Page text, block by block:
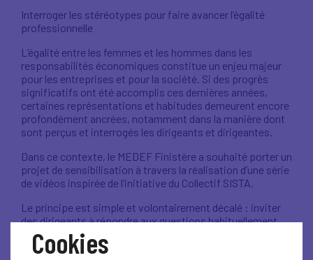
Interroger les stéréotypes pour faire avancer l’égalité
professionnelle
L’égalité entre les femmes et les hommes dans les
responsabilités économiques constitue un enjeu majeur
pour les entreprises et pour la société. Si des progrès
significatifs ont été accomplis ces dernières années,
certaines représentations et habitudes demeurent encore
profondément ancrées, notamment dans la manière dont
sont perçus et interrogés les dirigeants et dirigeantes.
Dans ce contexte, le MEDEF Finistère a souhaité porter un
projet de sensibilisation à travers la réalisation d’une série
de vidéos inspirée de l’initiative du Collectif SISTA.
Le principe est simple et volontairement décalé : inviter
des dirigeants à répondre aux questions habituellement
posées aux femmes dirigeantes. Des questions relatives à
l’équilibre entre vie professionnelle et vie personnelle, à la
Cookies